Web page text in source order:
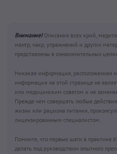
Внимание!Описания всех крий,
мантр, чакр, упражнений и других
представлены в ознакомительных целях.
Никакая информация, расположенная
информация на этой странице не
или медицинским советом и не
Прежде чем совершать любые
жизни или рациона питания,
лицензированным специалистом.
Помните, что первые шаги в практике
делать под руководством опытного